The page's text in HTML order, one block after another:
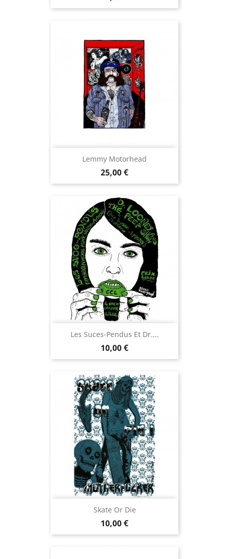
Lemmy Motorhead
Prix
25,00 €
Les Suces-Pendus Et Dr....
Prix
10,00 €
Skate Or Die
Prix
10,00 €